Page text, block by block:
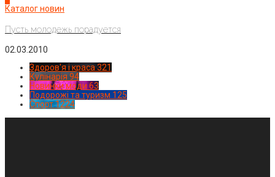
Каталог новин
Пусть молодежь порадуется
02.03.2010
Здоров'я і краса 321
Кулінарія 94
Новинки моди 63
Подорожі та туризм 125
Спорт1224